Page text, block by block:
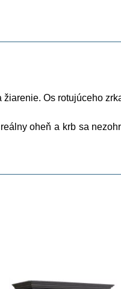
Os rotujúceho
oheň a krb sa